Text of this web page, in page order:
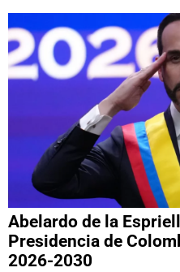
Abelardo de la
Presidencia de
2026-2030